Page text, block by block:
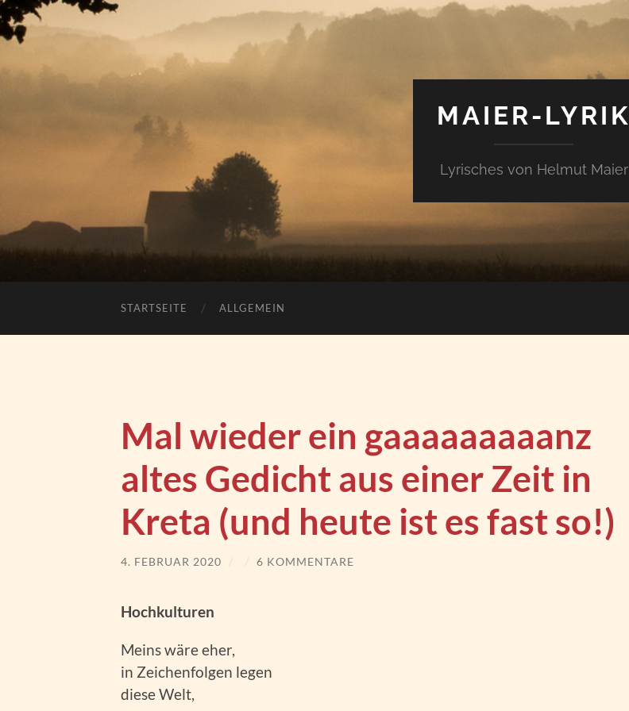
MAIER-LYRIK
Lyrisches von Helmut Maier
STARTSEITE ALLGEMEIN
Mal wieder ein gaaaaaaaaanz
altes Gedicht aus einer Zeit in
Kreta (und heute ist es fast so!)
4. FEBRUAR 2020 / / 6 KOMMENTARE
Hochkulturen
Meins wäre eher,
in Zeichenfolgen legen
diese Welt,